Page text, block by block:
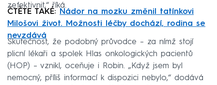
zefektivnit,“ říká.
ČTĚTE TAKÉ:
Nádor na mozku změnil tatínkovi
Milošovi život. Možnosti léčby dochází, rodina se
nevzdává
Skutečnost, že podobný průvodce – za nímž stojí
plicní lékaři a spolek Hlas onkologických pacientů
(HOP) – vznikl, oceňuje i Robin. „Když jsem byl
nemocný, příliš informací k dispozici nebylo,“ dodává